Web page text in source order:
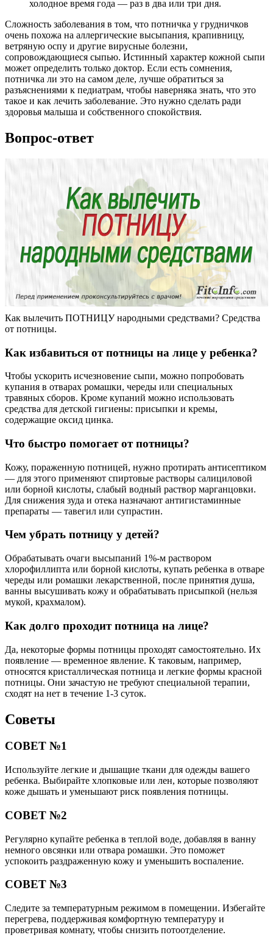
холодное время года — раз в два или три дня.
Сложность заболевания в том, что потничка у грудничков
очень похожа на аллергические высыпания, крапивницу,
ветряную оспу и другие вирусные болезни,
сопровождающиеся сыпью. Истинный характер кожной сыпи
может определить только доктор. Если есть сомнения,
потничка ли это на самом деле, лучше обратиться за
разъяснениями к педиатрам, чтобы наверняка знать, что это
такое и как лечить заболевание. Это нужно сделать ради
здоровья малыша и собственного спокойствия.
Вопрос-ответ
Как вылечить ПОТНИЦУ народными средствами? Средства
от потницы.
Как избавиться от потницы на лице у ребенка?
Чтобы ускорить исчезновение сыпи, можно попробовать
купания в отварах ромашки, череды или специальных
травяных сборов. Кроме купаний можно использовать
средства для детской гигиены: присыпки и кремы,
содержащие оксид цинка.
Что быстро помогает от потницы?
Кожу, пораженную потницей, нужно протирать антисептиком
— для этого применяют спиртовые растворы салициловой
или борной кислоты, слабый водный раствор марганцовки.
Для снижения зуда и отека назначают антигистаминные
препараты — тавегил или супрастин.
Чем убрать потницу у детей?
Обрабатывать очаги высыпаний 1%-м раствором
хлорофиллипта или борной кислоты, купать ребенка в отваре
череды или ромашки лекарственной, после принятия душа,
ванны высушивать кожу и обрабатывать присыпкой (нельзя
мукой, крахмалом).
Как долго проходит потница на лице?
Да, некоторые формы потницы проходят самостоятельно. Их
появление — временное явление. К таковым, например,
относятся кристаллическая потница и легкие формы красной
потницы. Они зачастую не требуют специальной терапии,
сходят на нет в течение 1-3 суток.
Советы
СОВЕТ №1
Используйте легкие и дышащие ткани для одежды вашего
ребенка. Выбирайте хлопковые или лен, которые позволяют
коже дышать и уменьшают риск появления потницы.
СОВЕТ №2
Регулярно купайте ребенка в теплой воде, добавляя в ванну
немного овсянки или отвара ромашки. Это поможет
успокоить раздраженную кожу и уменьшить воспаление.
СОВЕТ №3
Следите за температурным режимом в помещении. Избегайте
перегрева, поддерживая комфортную температуру и
проветривая комнату, чтобы снизить потоотделение.